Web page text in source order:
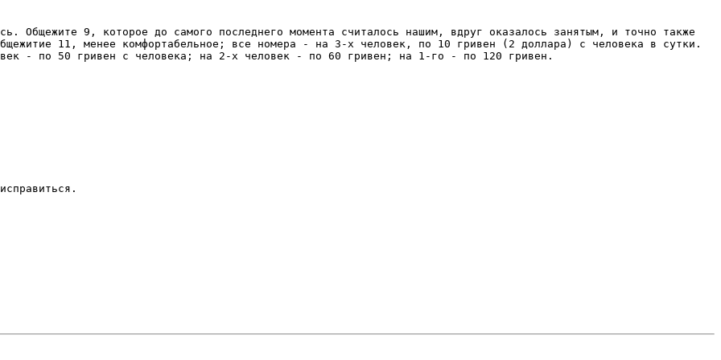
Общежите 9, которое до самого последнего момента считалось нашим, вдруг оказалось занятым, и точно также
11, менее комфортабельное; все номера - на 3-х человек, по 10 гривен (2 доллара) с человека в сутки.
- по 50 гривен с человека; на 2-х человек - по 60 гривен; на 1-го - по 120 гривен.